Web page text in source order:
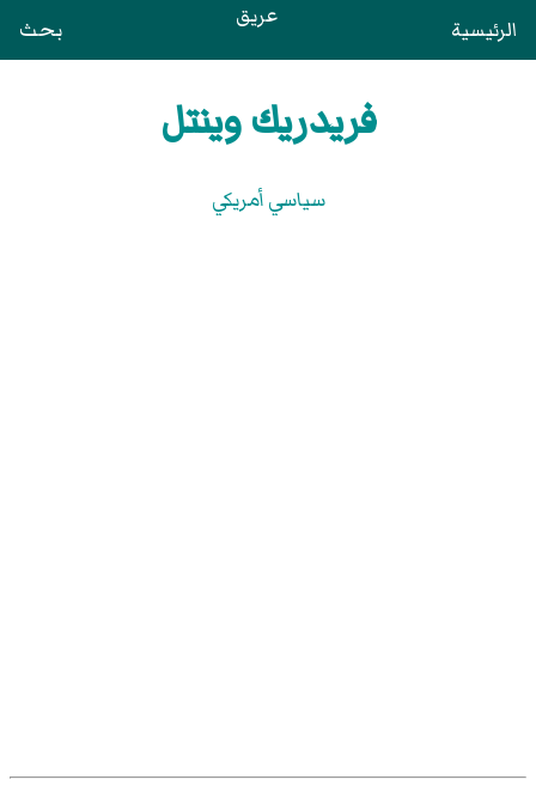
الرئيسية عريق بحث
فريدريك وينتل
سياسي أمريكي